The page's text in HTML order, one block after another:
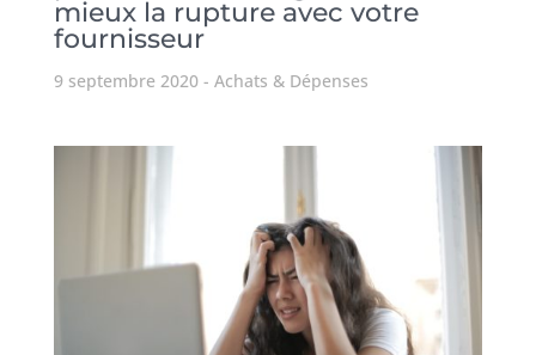
mieux la rupture avec votre
fournisseur
9 septembre 2020 Achats & Dépenses